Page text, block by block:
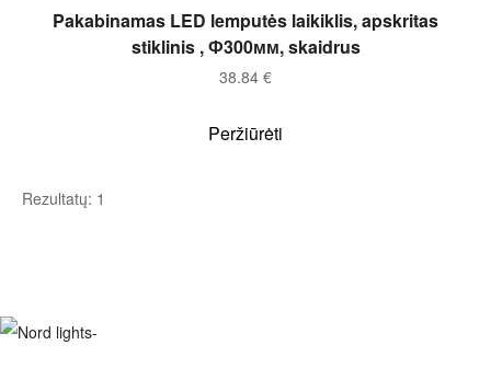
Į KREPŠELĮ
Pakabinamas LED lemputės laikiklis, apskritas
stiklinis , Ф300мм, skaidrus
38.84 €
Peržiūrėti
Rezultatų: 1